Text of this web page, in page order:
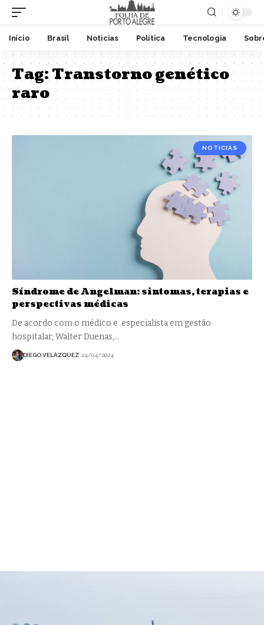
Início Brasil Noticias Politica Tecnologia
Tag:Transtorno genético
raro
NOTICIAS
Síndrome de Angelman: sintomas, terapias e
perspectivas médicas
De acordo com o médico e especialista em gestão
hospitalar, Walter Duenas,…
DIEGO VELÁZQUEZ 24/04/2024